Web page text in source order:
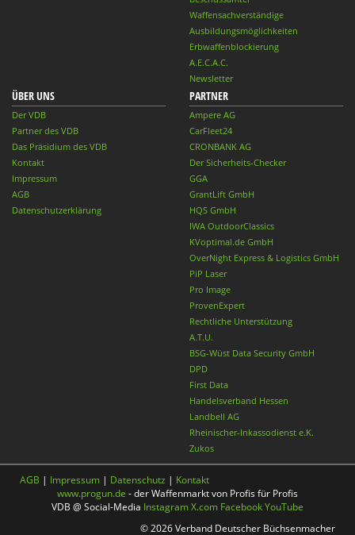
Waffensachverständige
Ausbildungsmöglichkeiten
Erbwaffenblockierung
A.E.C.A.C.
Newsletter
ÜBER UNS
Der VDB
Partner des VDB
Das Präsidium des VDB
Kontakt
Impressum
AGB
Datenschutzerklärung
PARTNER
Ampere AG
CarFleet24
CRONBANK AG
Der Sicherheits-Checker
GGA
GrantLift GmbH
HQS GmbH
IWA OutdoorClassics
KVoptimal.de GmbH
OverNight Express & Logistics GmbH
PiP Laser
Pro Image
ProvenExpert
Rechtliche Unterstützung
A.T.U.
BSG-Wüst Data Security GmbH
DPD
First Data
Handelsverband Hessen
Landbell AG
Rheinischer-Inkassodienst e.K.
Zukos
AGB | Impressum | Datenschutz | Kontakt
www.progun.de - der Waffenmarkt von Profis für Profis
VDB @ Social-Media InstagramX.com FacebookYouTube
© 2026 Verband Deutscher Büchsenmacher